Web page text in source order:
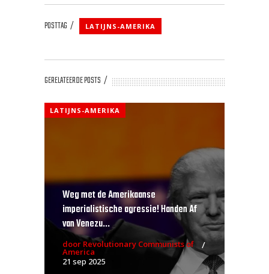
POSTTAG LATIJNS-AMERIKA
GERELATEERDE POSTS
LATIJNS-AMERIKA
Weg met de Amerikaanse
imperialistische agressie! Handen Af
van Venezu...
door Revolutionary Communists of
America
21 sep 2025